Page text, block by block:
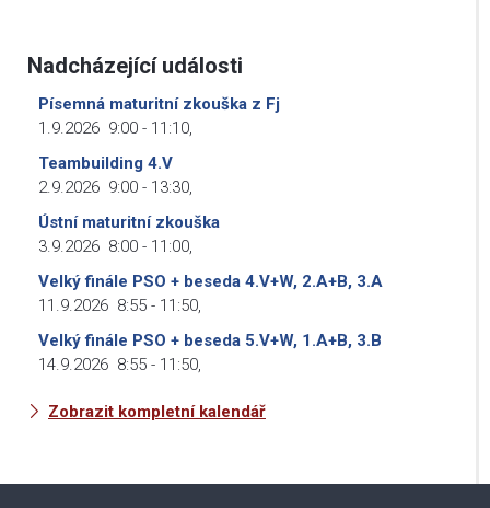
Nadcházející události
Písemná maturitní zkouška z Fj
1.9.2026 9:00 - 11:10
Teambuilding 4.V
2.9.2026 9:00 - 13:30
Ústní maturitní zkouška
3.9.2026 8:00 - 11:00
Velký finále PSO + beseda 4.V+W, 2.A+B, 3.A
11.9.2026 8:55 - 11:50
Velký finále PSO + beseda 5.V+W, 1.A+B, 3.B
14.9.2026 8:55 - 11:50
Zobrazit kompletní kalendář